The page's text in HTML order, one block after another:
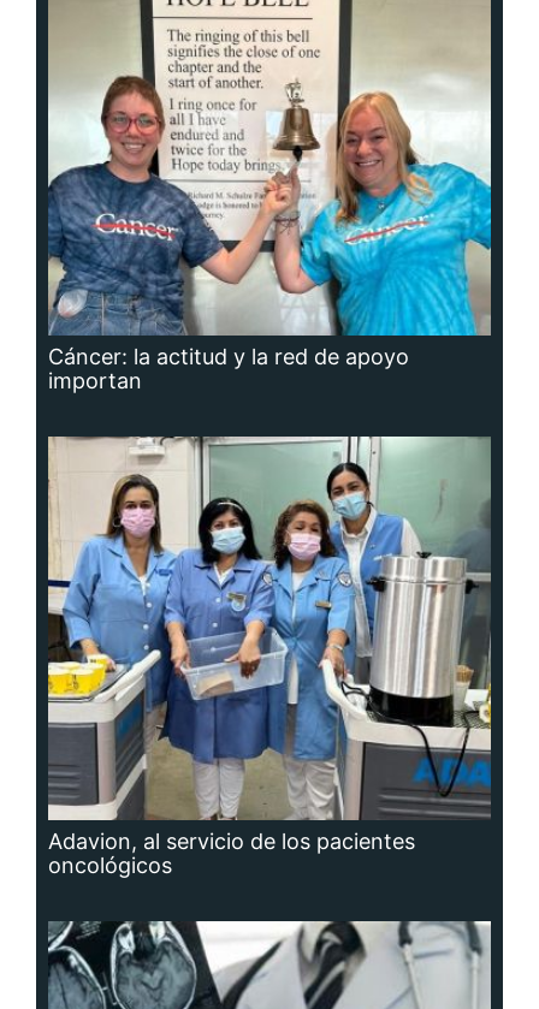
Cáncer: la actitud y la red de apoyo
importan
Adavion, al servicio de los pacientes
oncológicos